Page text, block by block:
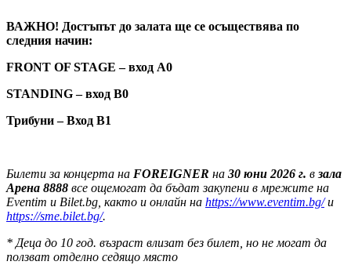
ВАЖНО! Достъпът до залата ще се осъществява по
следния начин:
FRONT OF STAGE – вход А0
STANDING – вход В0
Трибуни – Вход В1
Билети за концерта на FOREIGNER на 30 юни 2026 г. в зала
Арена 8888 все ощемогат да бъдат закупени в мрежите на
Eventim и Bilet.bg, както и онлайн на https://www.eventim.bg/ и
https://sme.bilet.bg/.
* Деца до 10 год. възраст влизат без билет, но не могат дa
ползват отделно седящо място